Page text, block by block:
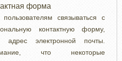
форма
связываться с
контактную форму,
электронной почты.
что некоторые